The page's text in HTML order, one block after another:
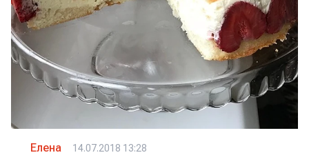
Елена 14.07.2018 13:28